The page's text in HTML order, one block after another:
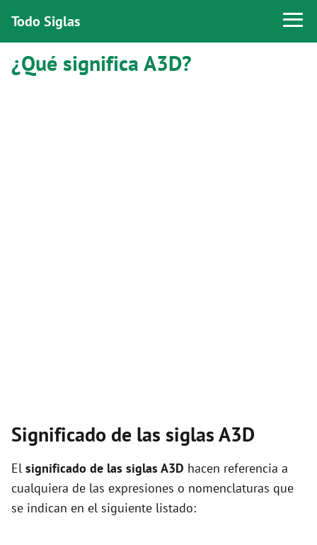
Todo Siglas
¿Qué significa A3D?
Significado de las siglas A3D
El significado de las siglas A3D hacen referencia a
cualquiera de las expresiones o nomenclaturas que
se indican en el siguiente listado: